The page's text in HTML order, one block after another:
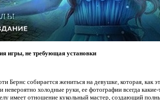
игры, не требующая установки
собирается жениться на девушке, которая, как
невероятно холодные руки, ее фотографии всегда
имеет отношение кукольный мастер, создающий